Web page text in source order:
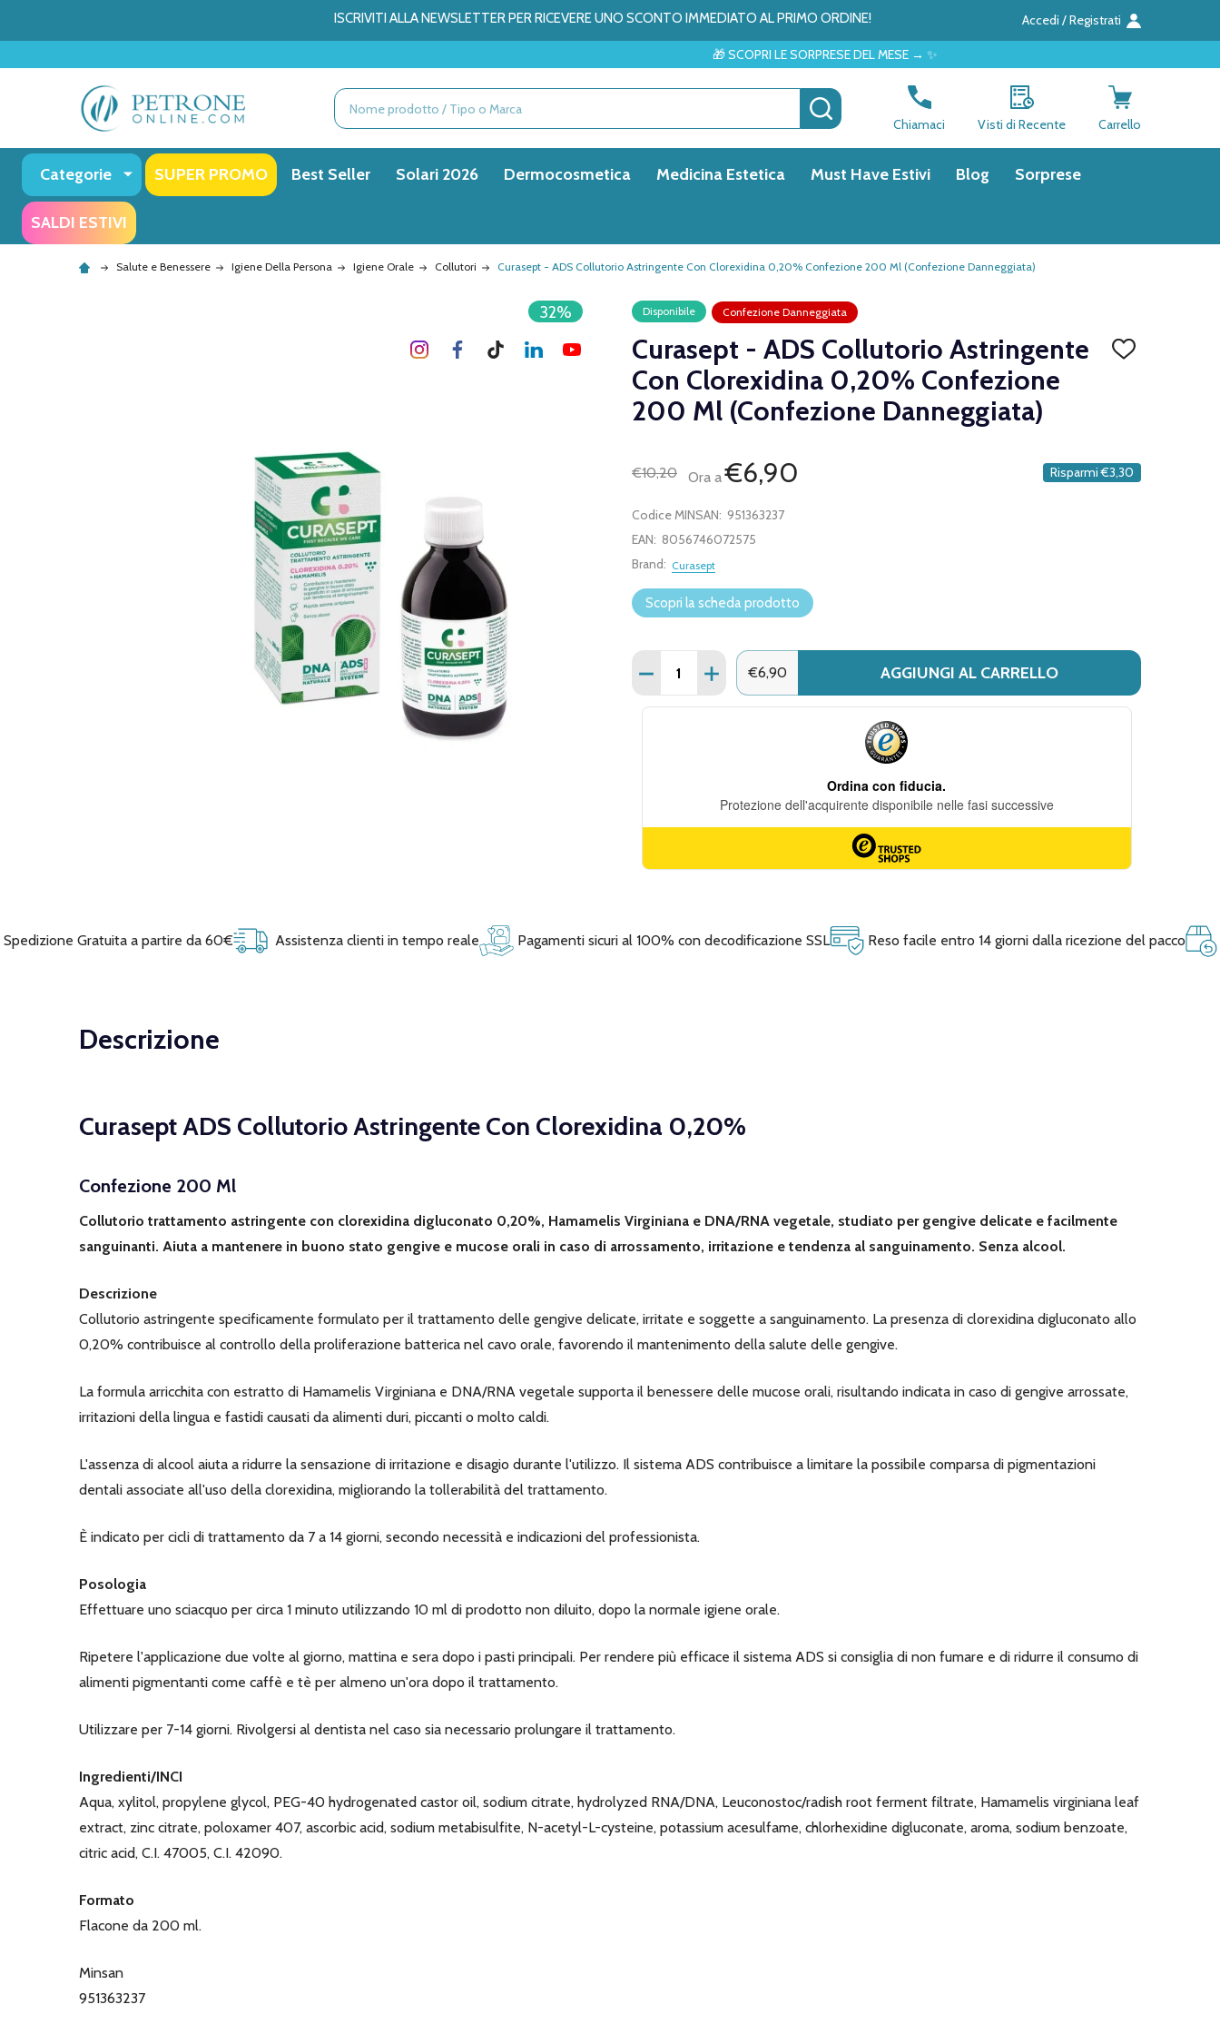
ISCRIVITI ALLA NEWSLETTER PER RICEVERE UNO SCONTO IMMEDIATO AL PRIMO ORDINE! Accedi / Registrati
🎁 SCOPRI LE SORPRESE DEL MESE → ✨
Ricerca CERCA
Chiamaci Visti di Recente Carrello
Categorie SUPER PROMO Best Seller Solari 2026 Dermocosmetica Medicina Estetica Must Have Estivi Blog Sorprese
SALDI ESTIVI
Salute e Benessere Igiene Della Persona Igiene Orale Collutori Curasept - ADS Collutorio Astringente Con Clorexidina 0,20% Confezione 200 Ml (Confezione Danneggiata)
Disponibile Confezione Danneggiata
Curasept - ADS Collutorio Astringente
Con Clorexidina 0,20% Confezione
200 Ml (Confezione Danneggiata)
AGGIUNGI
€10,20 Ora a€6,90 Risparmi €3,30
32%
Codice MINSAN: 951363237
EAN: 8056746072575
Brand: Curasept
Scopri la scheda prodotto
Quantità:
DIMINUISCI QUANTITÀ DI CURASEPT - ADS COLLUTORIO ASTRINGENTE CON
AUMENTA QUANTITÀ DI CURASEPT - ADS COLLUTORIO ASTRINGENTE
€6,90 AGGIUNGI AL CARRELLO
Spedizione Gratuita a partire da 60€ Assistenza clienti in tempo reale Pagamenti sicuri al 100% con decodificazione SSL Reso facile entro 14 giorni dalla ricezione del pacco
Descrizione
Curasept ADS Collutorio Astringente Con Clorexidina 0,20%
Confezione 200 Ml
Collutorio trattamento astringente con clorexidina digluconato 0,20%, Hamamelis Virginiana e DNA/RNA vegetale, studiato per gengive delicate e facilmente
sanguinanti. Aiuta a mantenere in buono stato gengive e mucose orali in caso di arrossamento, irritazione e tendenza al sanguinamento. Senza alcool.
Descrizione
Collutorio astringente specificamente formulato per il trattamento delle gengive delicate, irritate e soggette a sanguinamento. La presenza di clorexidina digluconato allo
0,20% contribuisce al controllo della proliferazione batterica nel cavo orale, favorendo il mantenimento della salute delle gengive.
La formula arricchita con estratto di Hamamelis Virginiana e DNA/RNA vegetale supporta il benessere delle mucose orali, risultando indicata in caso di gengive arrossate,
irritazioni della lingua e fastidi causati da alimenti duri, piccanti o molto caldi.
L'assenza di alcool aiuta a ridurre la sensazione di irritazione e disagio durante l'utilizzo. Il sistema ADS contribuisce a limitare la possibile comparsa di pigmentazioni
dentali associate all'uso della clorexidina, migliorando la tollerabilità del trattamento.
È indicato per cicli di trattamento da 7 a 14 giorni, secondo necessità e indicazioni del professionista.
Posologia
Effettuare uno sciacquo per circa 1 minuto utilizzando 10 ml di prodotto non diluito, dopo la normale igiene orale.
Ripetere l'applicazione due volte al giorno, mattina e sera dopo i pasti principali. Per rendere più efficace il sistema ADS si consiglia di non fumare e di ridurre il consumo di
alimenti pigmentanti come caffè e tè per almeno un'ora dopo il trattamento.
Utilizzare per 7-14 giorni. Rivolgersi al dentista nel caso sia necessario prolungare il trattamento.
Ingredienti/INCI
Aqua, xylitol, propylene glycol, PEG-40 hydrogenated castor oil, sodium citrate, hydrolyzed RNA/DNA, Leuconostoc/radish root ferment filtrate, Hamamelis virginiana leaf
extract, zinc citrate, poloxamer 407, ascorbic acid, sodium metabisulfite, N-acetyl-L-cysteine, potassium acesulfame, chlorhexidine digluconate, aroma, sodium benzoate,
citric acid, C.I. 47005, C.I. 42090.
Formato
Flacone da 200 ml.
Minsan
951363237